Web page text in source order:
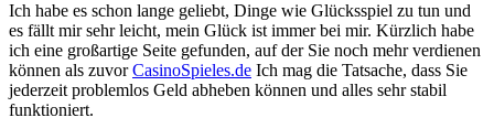
Ich habe es schon lange geliebt, Dinge wie Glücksspiel zu tun und
es fällt mir sehr leicht, mein Glück ist immer bei mir. Kürzlich habe
ich eine großartige Seite gefunden, auf der Sie noch mehr verdienen
können als zuvorCasinoSpieles.de Ich mag die Tatsache, dass Sie
jederzeit problemlos Geld abheben können und alles sehr stabil
funktioniert.